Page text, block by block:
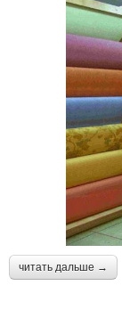
читать дальше →